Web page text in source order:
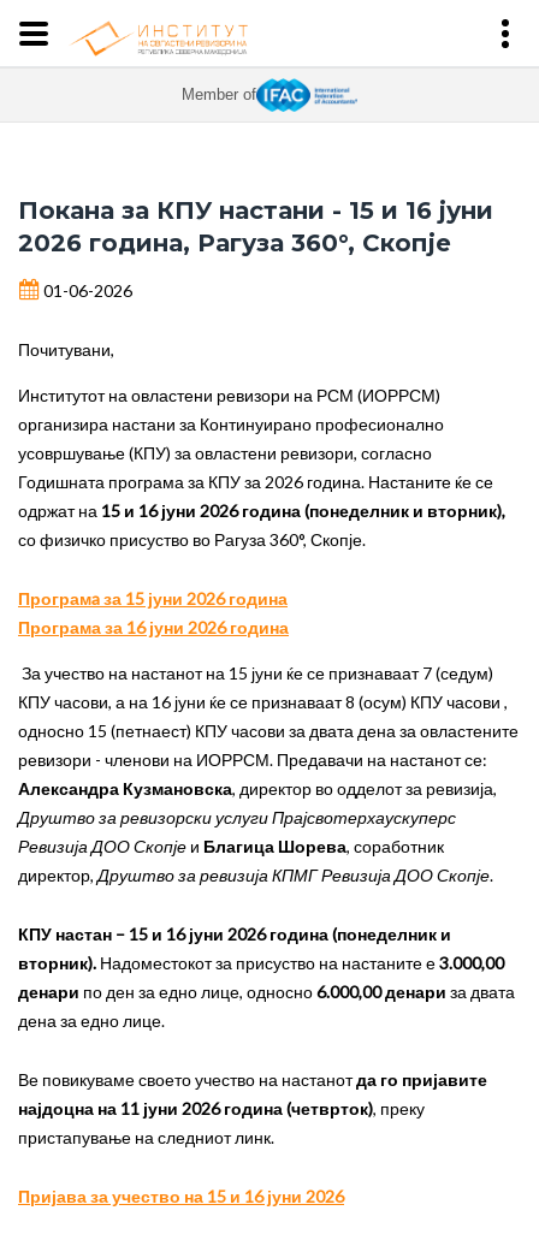
Member of
Покана за КПУ настани - 15 и 16 јуни
2026 година, Рагуза 360°, Скопје
01-06-2026
Почитувани,
Институтот на овластени ревизори на РСМ (ИОРРСМ)
организира настани за Континуирано професионално
усовршување (КПУ) за овластени ревизори, согласно
Годишната програма за КПУ за 2026 година. Настаните ќе се
одржат на 15 и 16 јуни 2026 година (понеделник и вторник),
со физичко присуство во Рагуза 360°, Скопје.
Програмaза 15 јуни 2026 година
Програма за 16 јуни 2026 година
За учество на настанот на 15 јуни ќе се признаваат 7 (седум)
КПУ часови, а на 16 јуни ќе се признаваат 8 (осум) КПУ часови ,
односно 15 (петнаест) КПУ часови за двата дена за овластените
ревизори - членови на ИОРРСМ. Предавачи на настанот се:
Александра Кузмановска, директор во одделот за ревизија,
Друштво за ревизорски услуги Прајсвотерхаускуперс
Ревизија ДОО Скопје и Благица Шорева, соработник
директор, Друштво за ревизија КПМГ Ревизија ДОО Скопје.
КПУ настан – 15 и 16 јуни 2026 година (понеделник и
вторник). Надоместокот за присуство на настаните е3.000,00
денари по ден за едно лице, односно6.000,00 денари за двата
дена за едно лице.
Ве повикуваме своето учество на настанотда го пријавите
најдоцна на 11 јуни 2026 година (четврток), преку
пристапување на следниот линк.
Пријава за учество на 15 и 16 јуни 2026